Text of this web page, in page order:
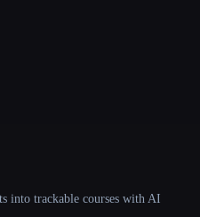
into trackable courses with AI